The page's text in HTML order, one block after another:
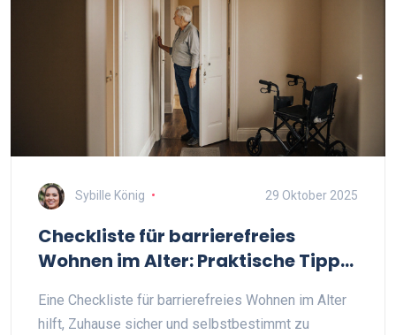
Sybille König 29 Oktober 2025
Checkliste für barrierefreies
Wohnen im Alter: Praktische Tipps
Eine Checkliste für barrierefreies Wohnen im Alter
hilft, Zuhause sicher und selbstbestimmt zu